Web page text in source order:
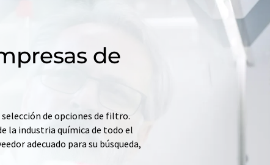
de
de opciones de filtro.
la industria química de todo el
adecuado para su búsqueda,